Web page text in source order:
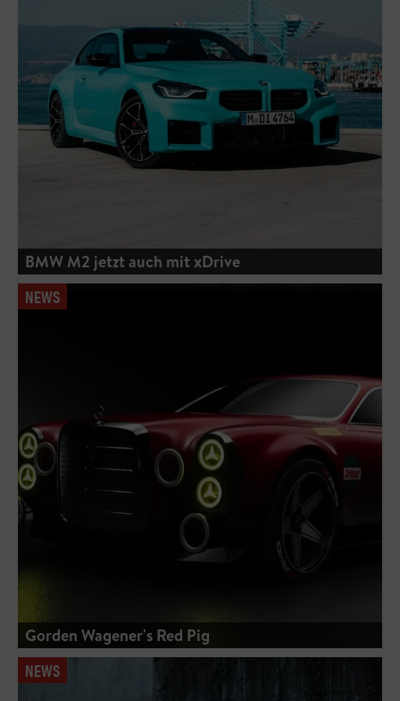
BMW M2 jetzt auch mit xDrive
NEWS
Gorden Wagener's Red Pig
NEWS